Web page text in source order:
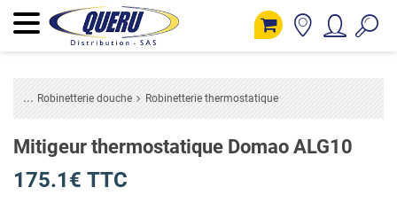
Robinetterie douche Robinetterie thermostatique
Mitigeur thermostatique Domao ALG10
175.1€ TTC